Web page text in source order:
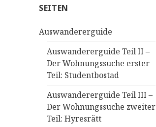
SEITEN
Auswandererguide
Auswandererguide Teil II –
Der Wohnungssuche erster
Teil: Studentbostad
Auswandererguide Teil III –
Der Wohnungssuche zweiter
Teil: Hyresrätt